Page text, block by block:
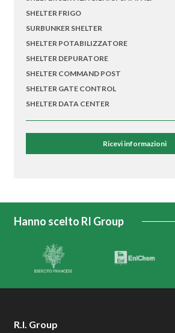
SHELTER FRIGO
SURBUNKER SHELTER
SHELTER POTABILIZZATORE
SHELTER DEPURATORE
SHELTER COMMAND POST
SHELTER GATE CONTROL
SHELTER DATA CENTER
Ricevi informazioni
Hanno scelto RI Group
R.I. Group